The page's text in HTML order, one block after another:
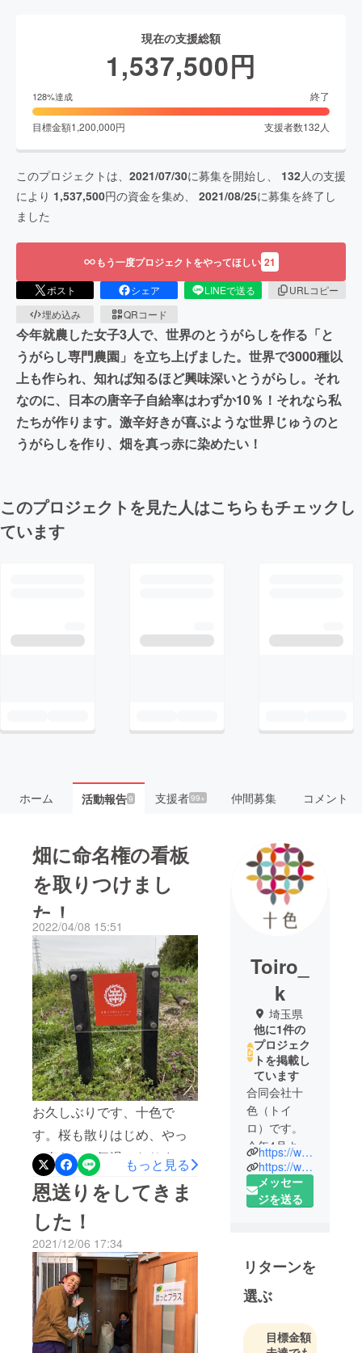
現在の支援総額
1,537,500円
128%達成 終了
目標金額1,200,000円 支援者数132 人
このプロジェクトは、 2021/07/30に募集を開始し、 132人の支援
により 1,537,500円の資金を集め、 2021/08/25に募集を終了し
ました
もう一度プロジェクトをやってほしい 21
ポスト シェア LINEで送る
URLコピー
埋め込み
QRコード
今年就農した女子3人で、世界のとうがらしを作る「と
うがらし専門農園」を立ち上げました。世界で3000種以
上も作られ、知れば知るほど興味深いとうがらし。それ
なのに、日本の唐辛子自給率はわずか10％！それなら私
たちが作ります。激辛好きが喜ぶような世界じゅうのと
うがらしを作り、畑を真っ赤に染めたい！
このプロジェクトを見た人はこちらもチェックし
ています
ホーム 活動報告9 支援者99+ 仲間募集 コメント
畑に命名権の看板
を取りつけまし
た！
2022/04/08 15:51
お久しぶりです、十色で
す。桜も散りはじめ、やっ
と春らしい気温になりまし
たがみなさま、元気です
か？十色では、今年のとう
がらし作り、スタートして
います。去年の10月ごろか
らどの品種の種を植えつけ
るのか決めて、入手できる
かいろんなところに相談
し、集めた数、46種類！目
もっと見る
恩送りをしてきま
した！
2021/12/06 17:34
Toiro_
k
埼玉県
他に1件の
プロジェク
トを掲載し
ています
合同会社十
色（トイ
ロ）です。
今年4月より
さいたま市
見沼田んぼ
で活動中。
心に生産
中！コロナ
対策を行い
ながら、農
体験イベン
https://www.facebook.com/toiro.farm
https://www.instagram.com/toiro.farm/
メッセー
ジを送る
リターンを
選ぶ
目標金額